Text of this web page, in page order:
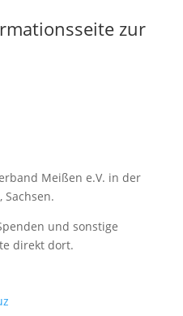
zur
Meißen e.V. in der
, Sachsen.
und sonstige
direkt dort.